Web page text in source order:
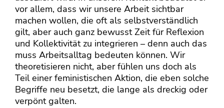
vor allem, dass wir unsere Arbeit sichtbar
machen wollen, die oft als selbstverständlich
gilt, aber auch ganz bewusst Zeit für Reflexion
und Kollektivität zu integrieren – denn auch das
muss Arbeitsalltag bedeuten können. Wir
theoretisieren nicht, aber fühlen uns doch als
Teil einer feministischen Aktion, die eben solche
Begriffe neu besetzt, die lange als dreckig oder
verpönt galten.